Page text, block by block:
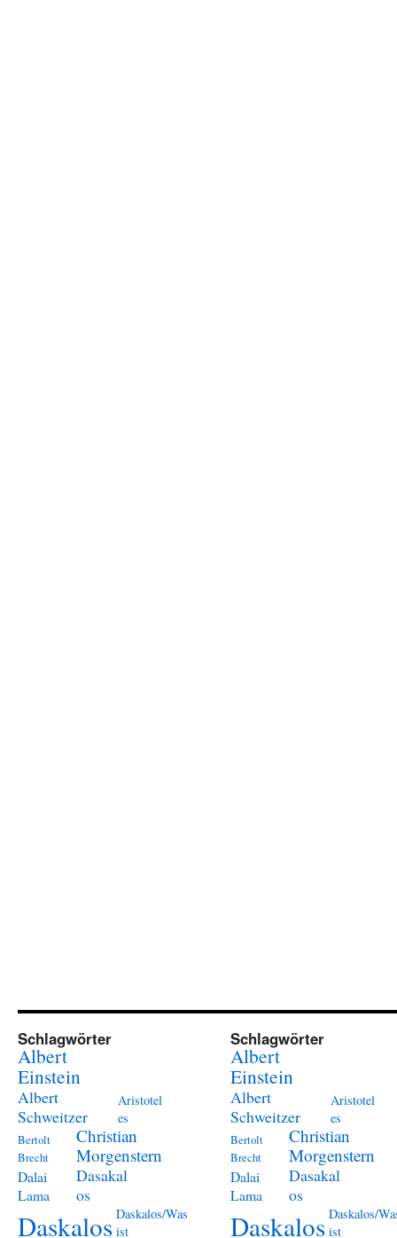
Schlagwörter
Albert
Einstein
Albert
Schweitzer
Aristotel
es
Bertolt
Brecht
Christian
Morgenstern
Dalai
Lama
Dasakal
os
Daskalos Daskalos/Was
ist
Schlagwörter
Albert
Einstein
Albert
Schweitzer
Aristotel
es
Bertolt
Brecht
Christian
Morgenstern
Dalai
Lama
Dasakal
os
Daskalos Daskalos/
ist